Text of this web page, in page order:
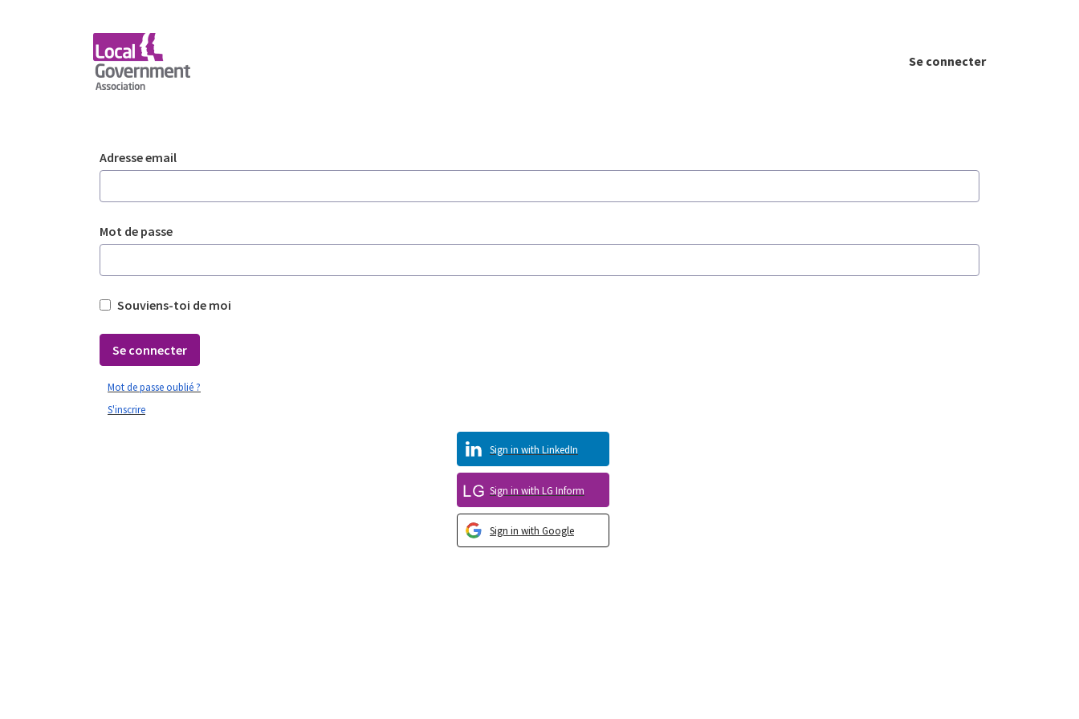
Se connecter
Authentification
Adresse email
Mot de passe
Souviens-toi de moi
Se connecter
Sign in with Google
Sign in with LG Inform
Sign in with LinkedIn
S'inscrire
Mot de passe oublié ?